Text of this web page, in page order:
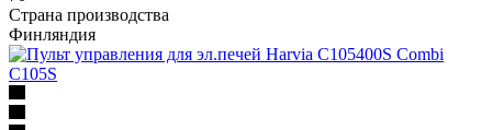
Страна производства
Финляндия